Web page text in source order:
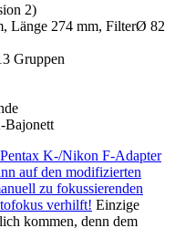
2)
Länge 274 mm, FilterØ 82
Gruppen
Bajonett
K-/Nikon F-Adapter
auf den modifizierten
zu fokussierenden
verhilft! Einzige
kommen, denn dem